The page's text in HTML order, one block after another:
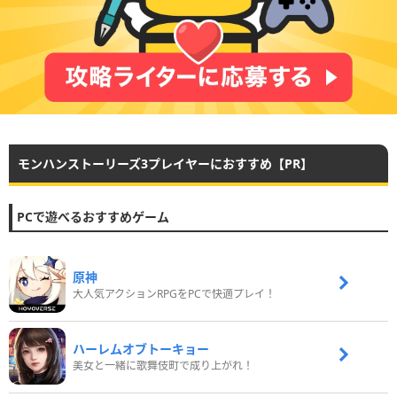
モンハンストーリーズ3プレイヤーにおすすめ【PR】
PCで遊べるおすすめゲーム
原神
大人気アクションRPGをPCで快適プレイ！
ハーレムオブトーキョー
美女と一緒に歌舞伎町で成り上がれ！